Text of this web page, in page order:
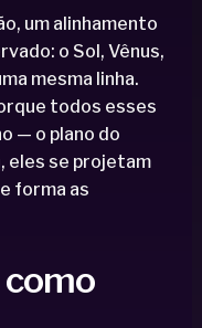
um alinhamento
o Sol, Vênus,
mesma linha.
todos esses
— o plano do
eles se projetam
forma as